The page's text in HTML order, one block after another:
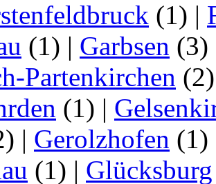
(1) |
(1) | Garbsen (3)
Partenkirchen
(1) |
| Gerolzhofen (1)
(1) | Glücksburg